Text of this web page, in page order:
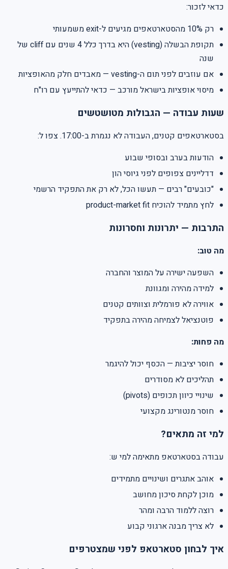
כדאי לזכור:
רק 10% מהסטארטאפים מגיעים ל-exit משמעותי
תקופת הבשלה (vesting) היא בדרך כלל 4 שנים עם cliff של
שנה
אם עוזבים לפני תום ה-vesting — מאבדים חלק מהאופציות
מיסוי אופציות בישראל מורכב — כדאי להתייעץ עם רו"ח
שעות עבודה — הגבולות מטושטשים
בסטארטאפים קטנים, העבודה לא נגמרת ב-17:00. צפו ל:
הודעות בערב ובסופי שבוע
דדליינים צפופים לפני גיוסי הון
"כובעים" רבים — תעשו הכל, לא רק את התפקיד הרשמי
לחץ מתמיד להוכיח product-market fit
התרבות — יתרונות וחסרונות
מה טוב:
השפעה ישירה על המוצר והחברה
למידה מהירה ומגוונת
אווירה לא פורמלית וצוותים קטנים
פוטנציאל לצמיחה מהירה בתפקיד
מה פחות:
חוסר יציבות — הכסף יכול להיגמר
תהליכים לא מסודרים
שינויי כיוון תכופים (pivots)
חוסר מנטורינג מקצועי
למי זה מתאים?
עבודה בסטארטאפ מתאימה למי ש:
אוהב אתגרים ושינויים מתמידים
מוכן לקחת סיכון מחושב
רוצה ללמוד הרבה ומהר
לא צריך מבנה ארגוני קבוע
איך לבחון סטארטאפ לפני שמצטרפים